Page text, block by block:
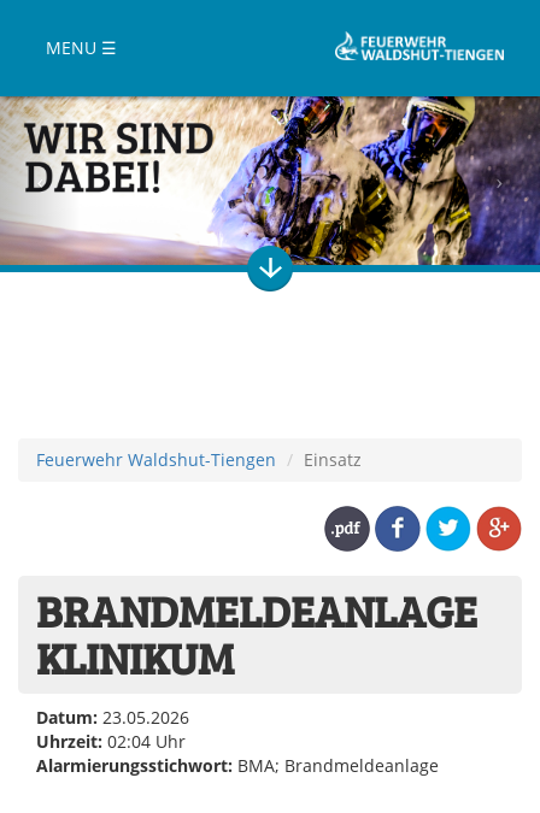
MENU ☰
Feuerwehr Waldshut-Tiengen Einsatz
BRANDMELDEANLAGE
KLINIKUM
Datum: 23.05.2026
Uhrzeit: 02:04 Uhr
Alarmierungsstichwort: BMA; Brandmeldeanlage